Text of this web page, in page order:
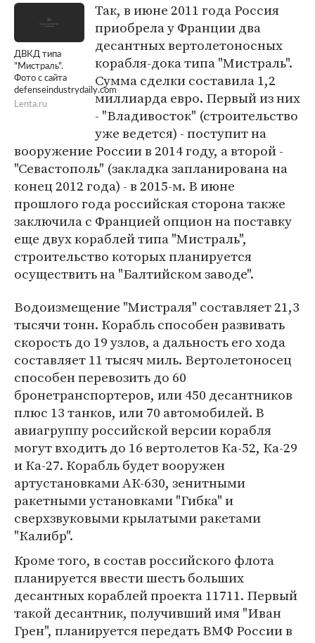
ДВКД типа
"Мистраль".
Фото с сайта
defenseindustrydaily.com
Lenta.ru
Так, в июне 2011 года Россия
приобрела у Франции два
десантных вертолетоносных
корабля-дока типа "Мистраль".
Сумма сделки составила 1,2
миллиарда евро. Первый из них
- "Владивосток" (строительство
уже ведется) - поступит на
вооружение России в 2014 году, а второй -
"Севастополь" (закладка запланирована на
конец 2012 года) - в 2015-м. В июне
прошлого года российская сторона также
заключила с Францией опцион на поставку
еще двух кораблей типа "Мистраль",
строительство которых планируется
осуществить на "Балтийском заводе".
Водоизмещение "Мистраля" составляет 21,3
тысячи тонн. Корабль способен развивать
скорость до 19 узлов, а дальность его хода
составляет 11 тысяч миль. Вертолетоносец
способен перевозить до 60
бронетранспортеров, или 450 десантников
плюс 13 танков, или 70 автомобилей. В
авиагруппу российской версии корабля
могут входить до 16 вертолетов Ка-52, Ка-29
и Ка-27. Корабль будет вооружен
артустановками АК-630, зенитными
ракетными установками "Гибка" и
сверхзвуковыми крылатыми ракетами
"Калибр".
Кроме того, в состав российского флота
планируется ввести шесть больших
десантных кораблей проекта 11711. Первый
такой десантник, получивший имя "Иван
Грен", планируется передать ВМФ России в